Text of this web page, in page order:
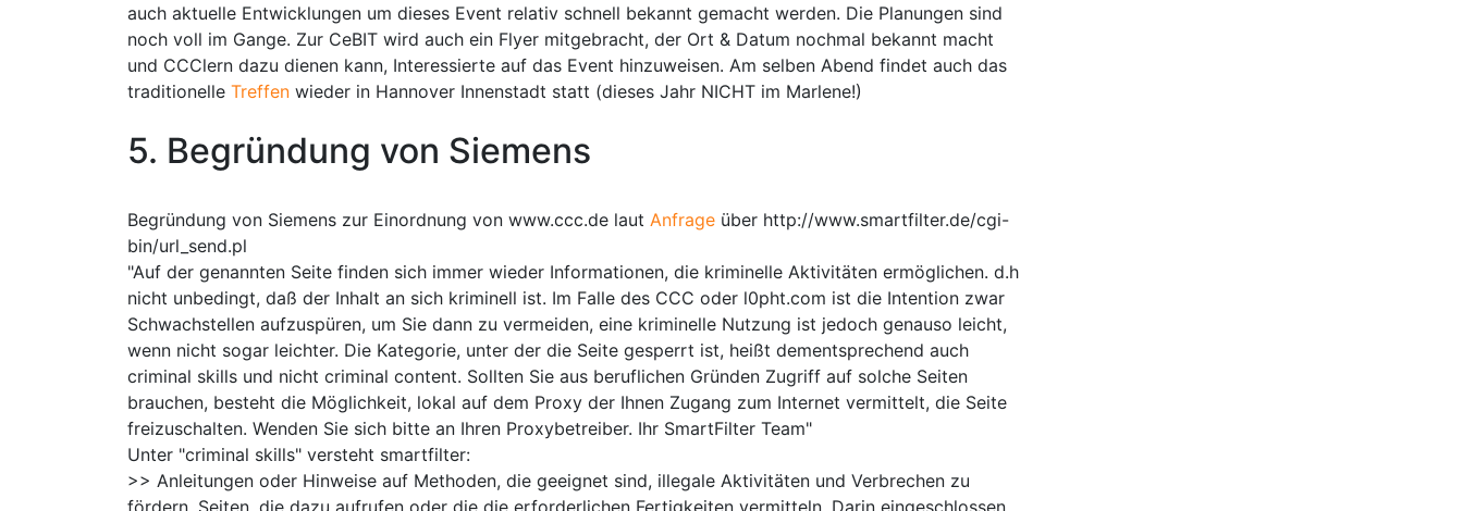
auch aktuelle Entwicklungen um dieses Event relativ schnell bekannt gemacht werden. Die Planungen sind
noch voll im Gange. Zur CeBIT wird auch ein Flyer mitgebracht, der Ort & Datum nochmal bekannt macht
und CCClern dazu dienen kann, Interessierte auf das Event hinzuweisen. Am selben Abend findet auch das
traditionelle Treffen wieder in Hannover Innenstadt statt (dieses Jahr NICHT im Marlene!)
5. Begründung von Siemens
Begründung von Siemens zur Einordnung von www.ccc.de laut Anfrage über http://www.smartfilter.de/cgi-
bin/url_send.pl
"Auf der genannten Seite finden sich immer wieder Informationen, die kriminelle Aktivitäten ermöglichen. d.h
nicht unbedingt, daß der Inhalt an sich kriminell ist. Im Falle des CCC oder l0pht.com ist die Intention zwar
Schwachstellen aufzuspüren, um Sie dann zu vermeiden, eine kriminelle Nutzung ist jedoch genauso leicht,
wenn nicht sogar leichter. Die Kategorie, unter der die Seite gesperrt ist, heißt dementsprechend auch
criminal skills und nicht criminal content. Sollten Sie aus beruflichen Gründen Zugriff auf solche Seiten
brauchen, besteht die Möglichkeit, lokal auf dem Proxy der Ihnen Zugang zum Internet vermittelt, die Seite
freizuschalten. Wenden Sie sich bitte an Ihren Proxybetreiber. Ihr SmartFilter Team"
Unter "criminal skills" versteht smartfilter:
>> Anleitungen oder Hinweise auf Methoden, die geeignet sind, illegale Aktivitäten und Verbrechen zu
fördern, Seiten, die dazu aufrufen oder die die erforderlichen Fertigkeiten vermitteln. Darin eingeschlossen